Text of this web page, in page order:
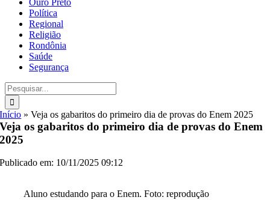
Ouro Preto
Política
Regional
Religião
Rondônia
Saúde
Segurança
Buscar
resultados
para:
Início »Veja os gabaritos do primeiro dia de provas do Enem 2025
Veja os gabaritos do primeiro dia de provas do Enem
2025
Publicado em: 10/11/2025 09:12
Aluno estudando para o Enem. Foto: reprodução